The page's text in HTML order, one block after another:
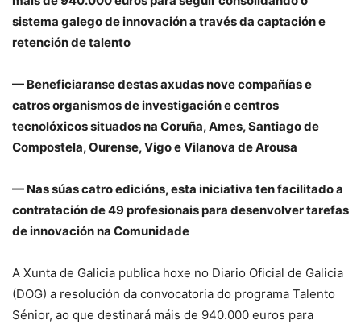
sistema galego de innovación a través da captación e
retención de talento
— Beneficiaranse destas axudas nove compañías e
catros organismos de investigación e centros
tecnolóxicos situados na Coruña, Ames, Santiago de
Compostela, Ourense, Vigo e Vilanova de Arousa
— Nas súas catro edicións, esta iniciativa ten facilitado a
contratación de 49 profesionais para desenvolver tarefas
de innovación na Comunidade
A Xunta de Galicia publica hoxe no Diario Oficial de Galicia
(DOG) a resolución da convocatoria do programa Talento
Sénior, ao que destinará máis de 940.000 euros para